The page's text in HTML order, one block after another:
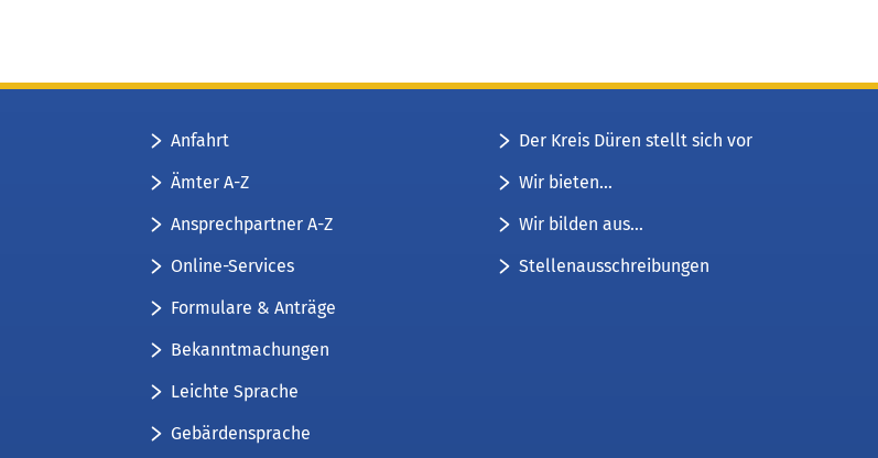
Anfahrt
Ämter A-Z
Ansprechpartner A-Z
Online-Services
Formulare & Anträge
Bekanntmachungen
Leichte Sprache
Gebärdensprache
Der Kreis Düren stellt sich vor
Wir bieten...
Wir bilden aus...
Stellenausschreibungen